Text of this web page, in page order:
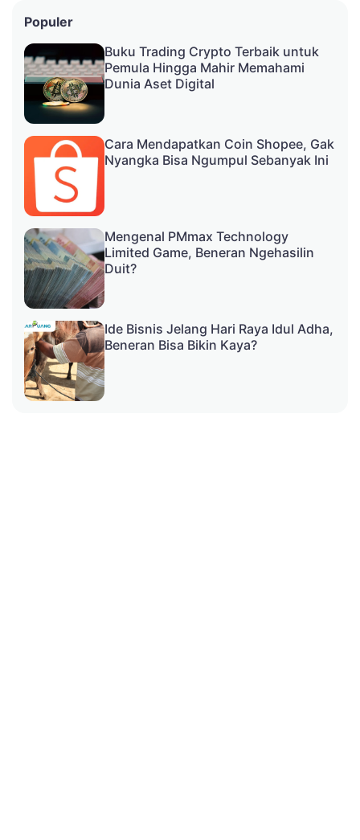
Populer
Buku Trading Crypto Terbaik untuk
Pemula Hingga Mahir Memahami
Dunia Aset Digital
Cara Mendapatkan Coin Shopee, Gak
Nyangka Bisa Ngumpul Sebanyak Ini
Mengenal PMmax Technology
Limited Game, Beneran Ngehasilin
Duit?
Ide Bisnis Jelang Hari Raya Idul Adha,
Beneran Bisa Bikin Kaya?